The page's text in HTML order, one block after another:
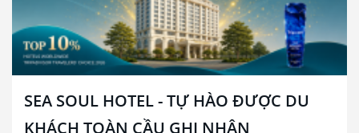
SEA SOUL HOTEL - TỰ HÀO ĐƯỢC DU
KHÁCH TOÀN CẦU GHI NHẬN